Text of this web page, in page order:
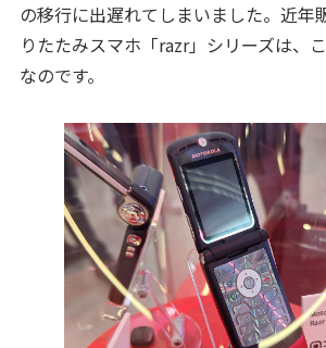
の移行に出遅れてしまいました。近年
りたたみスマホ「razr」シリーズは、
なのです。